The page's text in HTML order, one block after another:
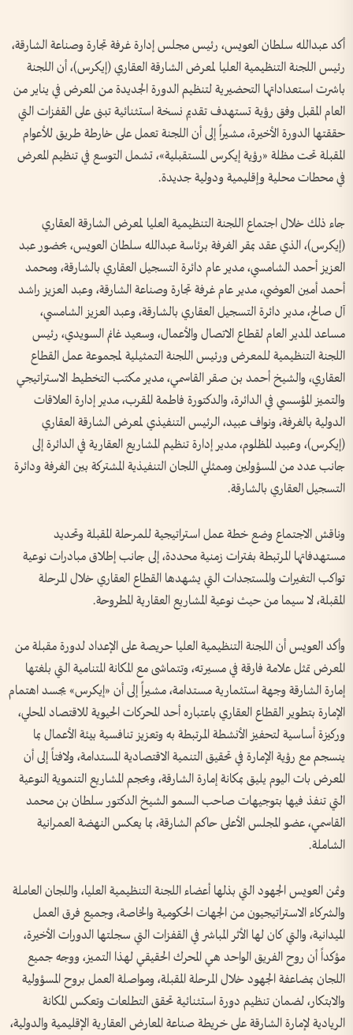
أكد عبدالله سلطان العويس، رئيس مجلس إدارة غرفة تجارة وصناعة الشارقة،
رئيس اللجنة التنظيمية العليا لمعرض الشارقة العقاري (إيكرس)، أن اللجنة
باشرت استعداداتها التحضيرية لتنظيم الدورة الجديدة من المعرض في يناير من
العام المقبل وفق رؤية تستهدف تقديم نسخة استثنائية تبنى على القفزات التي
حققتها الدورة الأخيرة، مشيراً إلى أن اللجنة تعمل على خارطة طريق للأعوام
المقبلة تحت مظلة «رؤية إيكرس المستقبلية»، تشمل التوسع في تنظيم المعرض
في محطات محلية وإقليمية ودولية جديدة.
جاء ذلك خلال اجتماع اللجنة التنظيمية العليا لمعرض الشارقة العقاري
(إيكرس)، الذي عقد بمقر الغرفة برئاسة عبدالله سلطان العويس، بحضور عبد
العزيز أحمد الشامسي، مدير عام دائرة التسجيل العقاري بالشارقة، ومحمد
أحمد أمين العوضي، مدير عام غرفة تجارة وصناعة الشارقة، وعبد العزيز راشد
آل صالح، مدير دائرة التسجيل العقاري بالشارقة، وعبد العزيز الشامسي،
مساعد المدير العام لقطاع الاتصال والأعمال، وسعيد غانم السويدي، رئيس
اللجنة التنظيمية للمعرض ورئيس اللجنة التمثيلية لمجموعة عمل القطاع
العقاري، والشيخ أحمد بن صقر القاسمي، مدير مكتب التخطيط الاستراتيجي
والتميز المؤسسي في الدائرة، والدكتورة فاطمة المقرب، مدير إدارة العلاقات
الدولية بالغرفة، ونواف عبيد، الرئيس التنفيذي لمعرض الشارقة العقاري
(إيكرس)، وعبيد المظلوم، مدير إدارة تنظيم المشاريع العقارية في الدائرة إلى
جانب عدد من المسؤولين وممثلي اللجان التنفيذية المشتركة بين الغرفة ودائرة
التسجيل العقاري بالشارقة.
وناقش الاجتماع وضع خطة عمل استراتيجية للمرحلة المقبلة وتحديد
مستهدفاتها المرتبطة بفترات زمنية محددة، إلى جانب إطلاق مبادرات نوعية
تواكب التغيرات والمستجدات التي يشهدها القطاع العقاري خلال المرحلة
المقبلة، لا سيما من حيث نوعية المشاريع العقارية المطروحة.
وأكد العويس أن اللجنة التنظيمية العليا حريصة على الإعداد لدورة مقبلة من
المعرض تمثل علامة فارقة في مسيرته، وتتماشى مع المكانة المتنامية التي بلغتها
إمارة الشارقة وجهة استثمارية مستدامة، مشيراً إلى أن «إيكرس» يجسد اهتمام
الإمارة بتطوير القطاع العقاري باعتباره أحد المحركات الحيوية للاقتصاد المحلي،
وركيزة أساسية لتحفيز الأنشطة المرتبطة به وتعزيز تنافسية بيئة الأعمال بما
ينسجم مع رؤية الإمارة في تحقيق التنمية الاقتصادية المستدامة، ولافتاً إلى أن
المعرض بات اليوم يليق بمكانة إمارة الشارقة، وبحجم المشاريع التنموية النوعية
التي تنفذ فيها بتوجيهات صاحب السمو الشيخ الدكتور سلطان بن محمد
القاسمي، عضو المجلس الأعلى حاكم الشارقة، بما يعكس النهضة العمرانية
الشاملة.
وثمن العويس الجهود التي بذلها أعضاء اللجنة التنظيمية العليا، واللجان العاملة
والشركاء الاستراتيجيون من الجهات الحكومية والخاصة، وجميع فرق العمل
الميدانية، والتي كان لها الأثر المباشر في القفزات التي سجلتها الدورات الأخيرة،
مؤكداً أن روح الفريق الواحد هي المحرك الحقيقي لهذا التميز، ووجه جميع
اللجان بمضاعفة الجهود خلال المرحلة المقبلة، ومواصلة العمل بروح المسؤولية
والابتكار، لضمان تنظيم دورة استثنائية تحقق التطلعات وتعكس المكانة
الريادية لإمارة الشارقة على خريطة صناعة المعارض العقارية الإقليمية والدولية،